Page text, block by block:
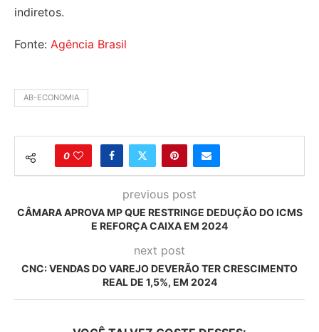
indiretos.
Fonte: Agência Brasil
AB-ECONOMIA
0
previous post
CÂMARA APROVA MP QUE RESTRINGE DEDUÇÃO DO ICMS
E REFORÇA CAIXA EM 2024
next post
CNC: VENDAS DO VAREJO DEVERÃO TER CRESCIMENTO
REAL DE 1,5%, EM 2024